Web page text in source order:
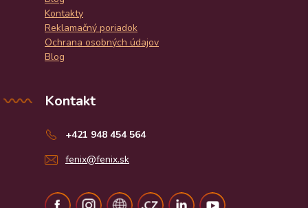
Kontakty
Reklamačný poriadok
Ochrana osobných údajov
Blog
Kontakt
+421 948 454 564
fenix@fenix.sk